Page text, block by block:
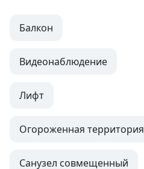
Балкон
Видеонаблюдение
Лифт
Огороженная территория
Санузел совмещенный